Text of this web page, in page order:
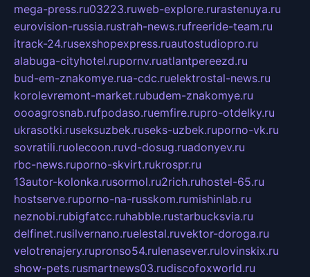
mega-press.ru03223.ruweb-explore.rurastenuya.ru
eurovision-russia.rustrah-news.rufreeride-team.ru
itrack-24.rusexshopexpress.ruautostudiopro.ru
alabuga-cityhotel.rupornv.ruatlantpereezd.ru
bud-em-znakomye.rua-cdc.ruelektrostal-news.ru
korolevremont-market.rubudem-znakomye.ru
oooagrosnab.rufpodaso.ruemfire.rupro-otdelky.ru
ukrasotki.ruseksuzbek.ruseks-uzbek.ruporno-vk.ru
sovratili.ruolecoon.ruvd-dosug.ruadonyev.ru
rbc-news.ruporno-skvirt.rukrospr.ru
13autor-kolonka.rusormol.ru2rich.ruhostel-65.ru
hostserve.ruporno-na-russkom.rumishinlab.ru
neznobi.rubigfatcc.ruhabble.rustarbucksvia.ru
delfinet.rusilvernano.ruelestal.ruvektor-doroga.ru
velotrenajery.rupronso54.rulenasever.rulovinskix.ru
show-pets.rusmartnews03.rudiscofoxworld.ru